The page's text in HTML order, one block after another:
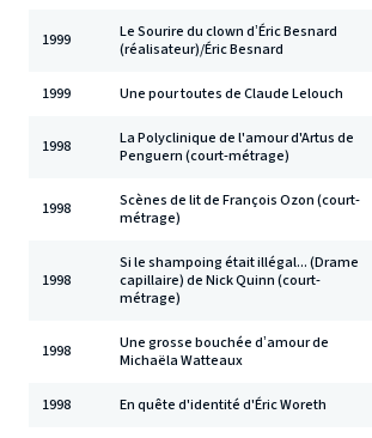
1999
Le Sourire du clown d’Éric Besnard
(réalisateur)/Éric Besnard
1999 Une pour toutes de Claude Lelouch
1998
La Polyclinique de l'amour d'Artus de
Penguern (court-métrage)
1998
Scènes de lit de François Ozon (court-
métrage)
1998
Si le shampoing était illégal... (Drame
capillaire) de Nick Quinn (court-
métrage)
1998
Une grosse bouchée d’amour de
Michaëla Watteaux
1998 En quête d'identité d'Éric Woreth